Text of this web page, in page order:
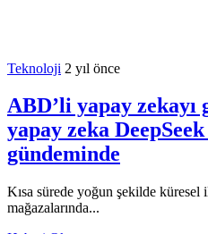
Teknoloji 2 yıl önce
ABD’li yapay
yapay zeka
gündeminde
Kısa sürede yoğun şekilde
mağazalarında...